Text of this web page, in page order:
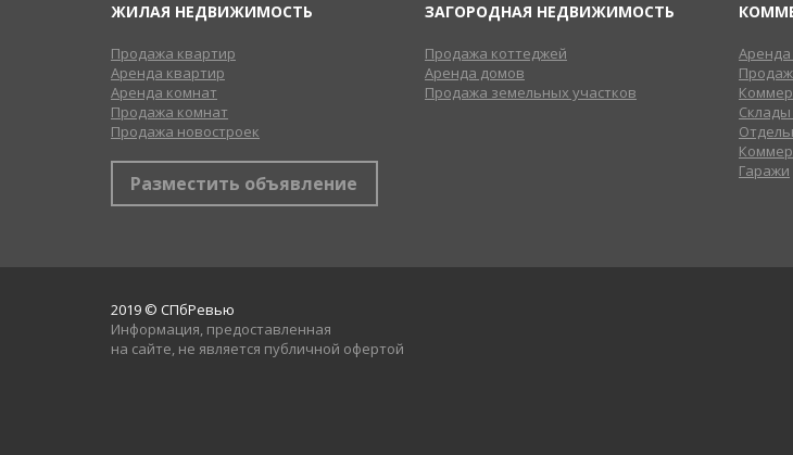
ЖИЛАЯ НЕДВИЖИМОСТЬ
Продажа квартир
Аренда квартир
Аренда комнат
Продажа комнат
Продажа новостроек
Разместить объявление
ЗАГОРОДНАЯ НЕДВИЖИМОСТЬ
Продажа коттеджей
Аренда домов
Продажа земельных участков
Гаражи
2019 © СПбРевью
Информация, предоставленная
на сайте, не является публичной офертой